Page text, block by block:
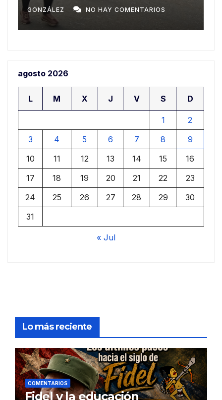
GONZÁLEZ NO HAY COMENTARIOS
agosto 2026
L M X J V S D
1
2
3
4 5 6 7 8
9
10
11 12 13 14 15
16
17
18 19 20 21 22
23
24
25 26 27 28 29
30
31
« Jul
Lo más reciente
COMENTARIOS
Fidel y la educación